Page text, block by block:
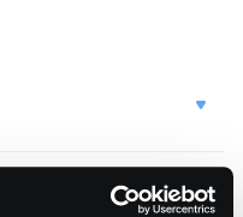
Vekt